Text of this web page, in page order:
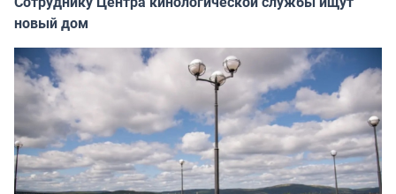
новый дом